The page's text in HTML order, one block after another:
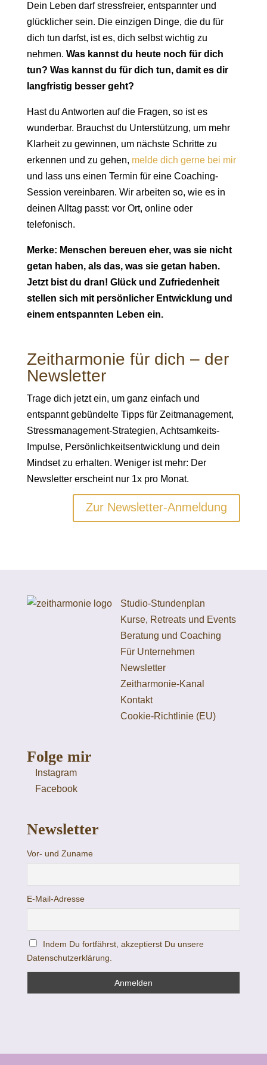
Dein Leben darf stressfreier, entspannter und
glücklicher sein. Die einzigen Dinge, die du für
dich tun darfst, ist es, dich selbst wichtig zu
nehmen. Was kannst du heute noch für dich
tun? Was kannst du für dich tun, damit es dir
langfristig besser geht?
Hast du Antworten auf die Fragen, so ist es
wunderbar. Brauchst du Unterstützung, um mehr
Klarheit zu gewinnen, um nächste Schritte zu
erkennen und zu gehen, melde dich gerne bei mir
und lass uns einen Termin für eine Coaching-
Session vereinbaren. Wir arbeiten so, wie es in
deinen Alltag passt: vor Ort, online oder
telefonisch.
Merke: Menschen bereuen eher, was sie nicht
getan haben, als das, was sie getan haben.
Jetzt bist du dran! Glück und Zufriedenheit
stellen sich mit persönlicher Entwicklung und
einem entspannten Leben ein.
Zeitharmonie für dich – der
Newsletter
Trage dich jetzt ein, um ganz einfach und
entspannt gebündelte Tipps für Zeitmanagement,
Stressmanagement-Strategien, Achtsamkeits-
Impulse, Persönlichkeitsentwicklung und dein
Mindset zu erhalten. Weniger ist mehr: Der
Newsletter erscheint nur 1x pro Monat.
Zur Newsletter-Anmeldung
Studio-Stundenplan
Kurse, Retreats und Events
Beratung und Coaching
Für Unternehmen
Newsletter
Zeitharmonie-Kanal
Kontakt
Cookie-Richtlinie (EU)
Folge mir
Instagram
Facebook
Newsletter
Vor- und Zuname
E-Mail-Adresse
Indem Du fortfährst, akzeptierst Du unsere
Datenschutzerklärung.